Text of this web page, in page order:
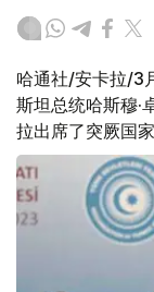
哈通社/安卡拉/3
斯坦总统哈斯穆·
拉出席了突厥国